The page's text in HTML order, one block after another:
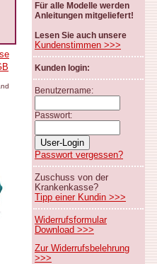
Für alle Modelle werden
Anleitungen mitgeliefert!
Lesen Sie auch unsere
Kundenstimmen >>>
Kunden login:
Benutzername:
Passwort:
Passwort vergessen?
Zuschuss von der
Krankenkasse?
Tipp einer Kundin >>>
Widerrufsformular
Download >>>
Zur Widerrufsbelehrung
>>>